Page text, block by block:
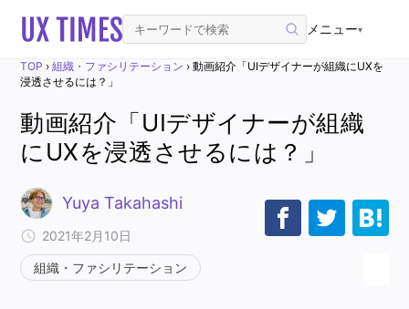
メニュー▾
TOP ›組織・ファシリテーション ›動画紹介「UIデザイナーが組織にUXを
浸透させるには？」
動画紹介「UIデザイナーが組織
にUXを浸透させるには？」
Yuya Takahashi
2021年2月10日
組織・ファシリテーション